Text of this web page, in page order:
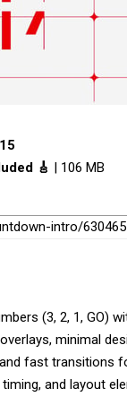
🎸 | 106 MB
intro/
(3, 2, 1, GO)
minimal
fast transitions
and layout